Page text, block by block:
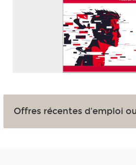
Offres récentes d'emploi